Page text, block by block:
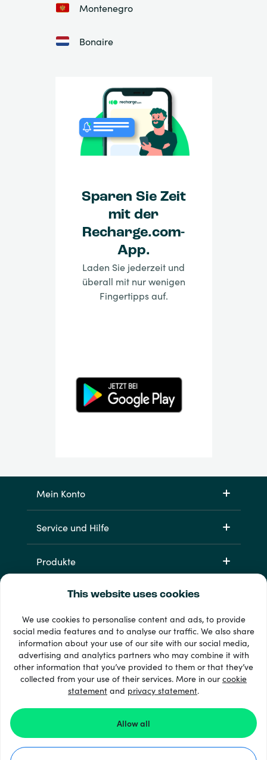
This website uses cookies
We use cookies to personalise content and ads, to provide
social media features and to analyse our traffic. We also share
information about your use of our site with our social media,
advertising and analytics partners who may combine it with
other information that you’ve provided to them or that they’ve
collected from your use of their services. More in ourcookie
statement and privacy statement.
Allow all
Montenegro
Bonaire
Sparen Sie Zeit
mit der
Recharge.com-
App.
Laden Sie jederzeit und
überall mit nur wenigen
Fingertipps auf.
Mein Konto
Service und Hilfe
Produkte
33 + Zahlungsmethoden
Alle anzeigen
© 2026 Recharge.com